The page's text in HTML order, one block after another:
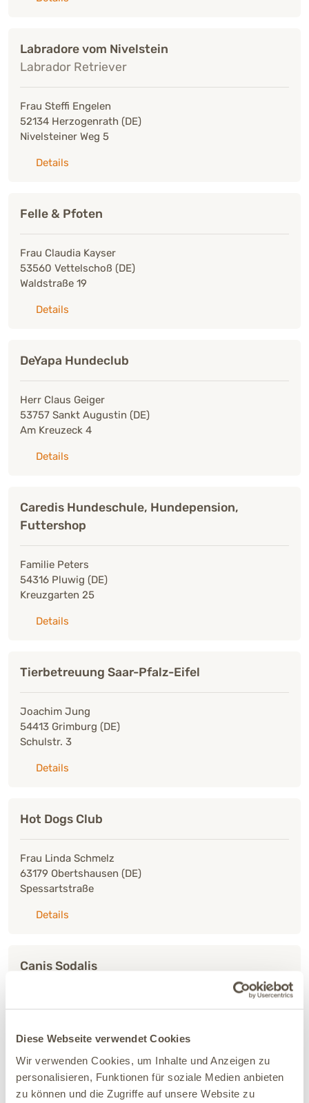
Diese Webseite verwendet Cookies
Wir verwenden Cookies, um Inhalte und Anzeigen zu
personalisieren, Funktionen für soziale Medien anbieten
zu können und die Zugriffe auf unsere Website zu
Labradore vom Nivelstein
Labrador Retriever
Frau Steffi Engelen
52134 Herzogenrath (DE)
Nivelsteiner Weg 5
Detailszu: Labradore vom Nivelstein
Felle & Pfoten
Frau Claudia Kayser
53560 Vettelschoß (DE)
Waldstraße 19
Detailszu: Felle & Pfoten
DeYapa Hundeclub
Herr Claus Geiger
53757 Sankt Augustin (DE)
Am Kreuzeck 4
Detailszu: DeYapa Hundeclub
Caredis Hundeschule, Hundepension,
Futtershop
Familie Peters
54316 Pluwig (DE)
Kreuzgarten 25
Detailszu: Caredis Hundeschule, Hundepension,
Tierbetreuung Saar-Pfalz-Eifel
Joachim Jung
54413 Grimburg (DE)
Schulstr. 3
Detailszu: Tierbetreuung Saar-Pfalz-Eifel
Hot Dogs Club
Frau Linda Schmelz
63179 Obertshausen (DE)
Spessartstraße
Detailszu: Hot Dogs Club
Canis Sodalis
Pfarrmühle 1
Detailszu: Canis Sodalis